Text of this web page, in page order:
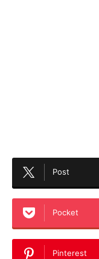
Post
Pocket
Pinterest